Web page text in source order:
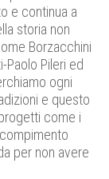
e continua a
storia non
Borzacchini
Pileri ed
ogni
e questo
come i
per non avere